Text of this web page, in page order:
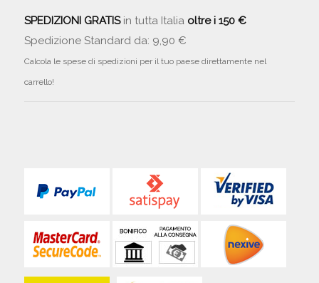
SPEDIZIONI GRATISin tutta Italia oltre i 150 €
Spedizione Standard da: 9,90 €
Calcola le spese di spedizioni per il tuo paese direttamente nel
carrello!